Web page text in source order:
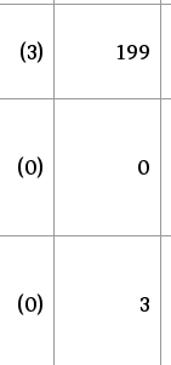
199
(3)
0
(0)
3
(0)